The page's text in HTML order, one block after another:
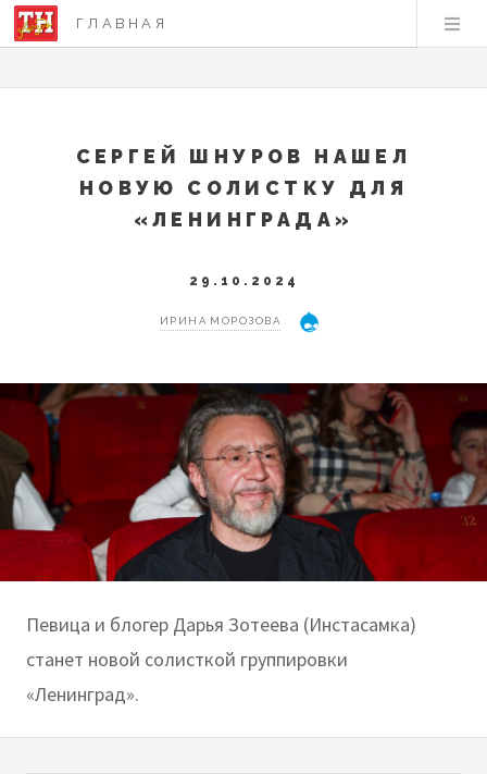
ГЛАВНАЯ
СЕРГЕЙ ШНУРОВ НАШЕЛ
НОВУЮ СОЛИСТКУ ДЛЯ
«ЛЕНИНГРАДА»
29.10.2024
ИРИНА МОРОЗОВА
Певица и блогер Дарья Зотеева (Инстасамка)
станет новой солисткой группировки
«Ленинград».